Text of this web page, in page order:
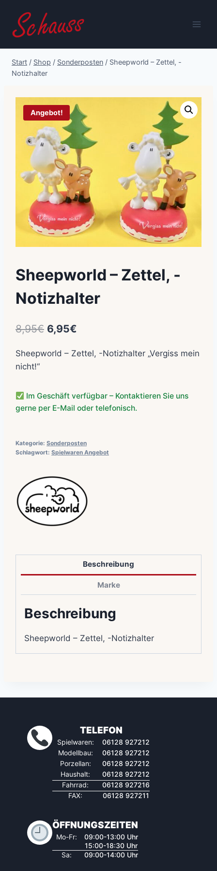
Inhalt
springen
Start / Shop / Sonderposten / Sheepworld – Zettel, -
Notizhalter
Angebot!
Sheepworld – Zettel, -
Notizhalter
8,95€ Ursprünglicher
war:
6,95€
ist:
Sheepworld – Zettel, -Notizhalter „Vergiss mein
nicht!“
Im Geschäft verfügbar – Kontaktieren Sie uns
gerne per E-Mail oder telefonisch.
Kategorie: Sonderposten
Schlagwort: Spielwaren Angebot
Beschreibung
Marke
Beschreibung
Sheepworld – Zettel, -Notizhalter
TELEFON
Spielwaren:
06128 927212
Modellbau:
06128 927212
Porzellan:
06128 927212
Haushalt:
06128 927212
Fahrrad:
06128 927216
FAX:
06128 927211
ÖFFNUNGSZEITEN
Mo-Fr:
09:00-13:00 Uhr
15:00-18:30 Uhr
Sa:
09:00-14:00 Uhr